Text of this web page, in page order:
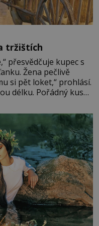
tržištích
přesvědčuje kupec s
Žena pečlivě
si pět loket,“ prohlásí.
délku. Pořádný kus
zhodnotí švadlena
vás, podívejte.“